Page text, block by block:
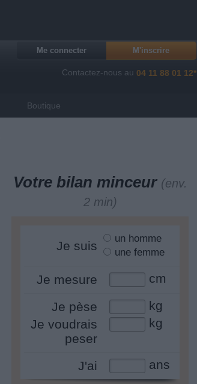
Me connecter M'inscrire
Contactez-nous au 04 11 88 01 12*
Boutique
Votre bilan minceur (env.
2 min)
Je suis
un homme
une femme
Je mesure cm
Je pèse
kg
Je voudrais
peser
kg
J'ai ans